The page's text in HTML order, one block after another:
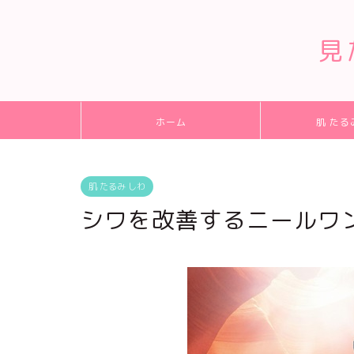
ホーム 肌 たる
肌 たるみ しわ
シワを改善するニールワ